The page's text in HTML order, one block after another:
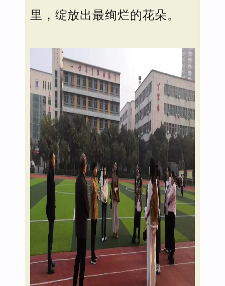
里，绽放出最绚烂的花朵。